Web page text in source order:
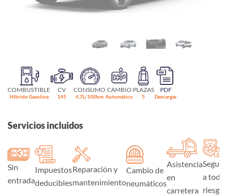
COMBUSTIBLE
Híbrido Gasolina
CV
145
CONSUMO
4,7L/100km
CAMBIO
Automático
PLAZAS
5
PDF
Descargar
Servicios incluidos
Sin
entrada
Impuestos
deducibles
Reparación y
mantenimiento
Cambio de
neumáticos
Asistencia
en
carretera
Seguro
a todo
riesgo